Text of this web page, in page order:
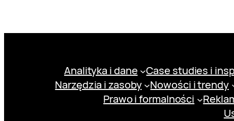
Analityka i dane Case studies i
Narzędzia i zasoby
Nowości i trendy
Prawo i formalności